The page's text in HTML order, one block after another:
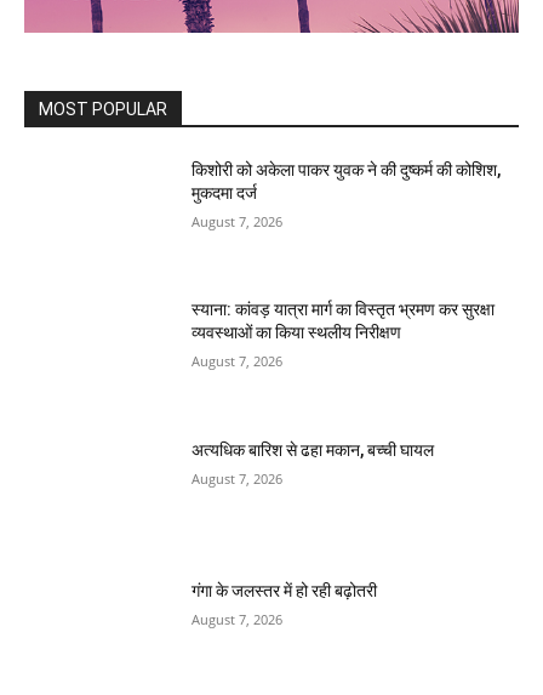
MOST POPULAR
किशोरी को अकेला पाकर युवक ने की दुष्कर्म की कोशिश,
मुकदमा दर्ज
August 7, 2026
स्याना: कांवड़ यात्रा मार्ग का विस्तृत भ्रमण कर सुरक्षा
व्यवस्थाओं का किया स्थलीय निरीक्षण
August 7, 2026
अत्यधिक बारिश से ढहा मकान, बच्ची घायल
August 7, 2026
गंगा के जलस्तर में हो रही बढ़ोतरी
August 7, 2026